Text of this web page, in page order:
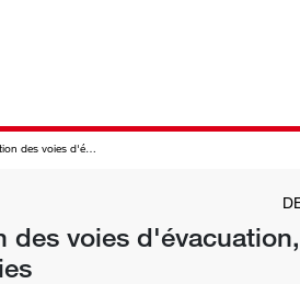
cages d’escaliers et sorties
des voies d'évacuation,